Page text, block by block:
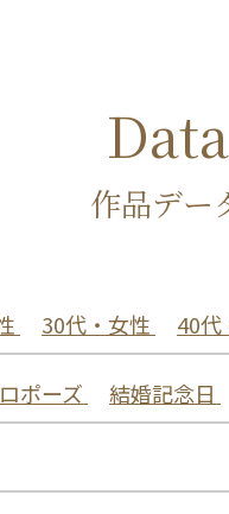
Data
作品デー
30代・女性 40代
ポーズ 結婚記念日